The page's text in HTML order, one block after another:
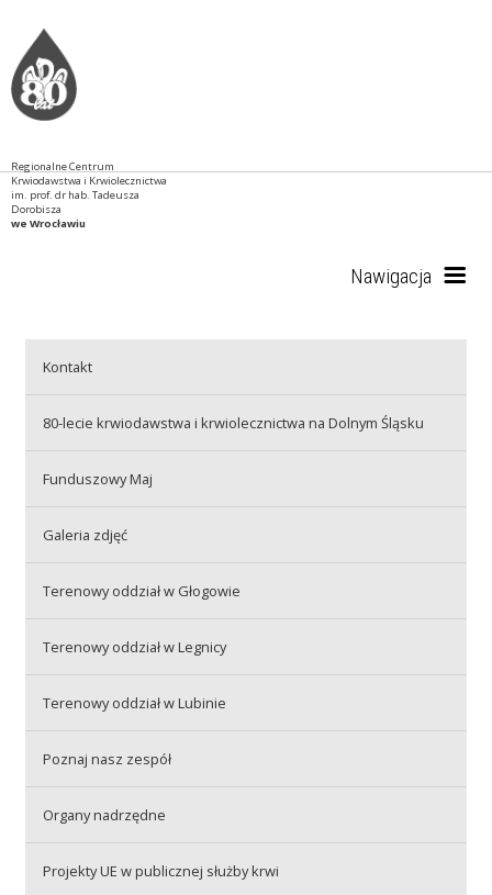
Regionalne Centrum
Krwiodawstwa i Krwiolecznictwa
im. prof. dr hab. Tadeusza
Dorobisza
we Wrocławiu
Nawigacja
Akcje wyjazdowe
Szkolenia
Kontakt
80-lecie krwiodawstwa i krwiolecznictwa na Dolnym Śląsku
Funduszowy Maj
Galeria zdjęć
Terenowy oddział w Głogowie
Terenowy oddział w Legnicy
Terenowy oddział w Lubinie
Poznaj nasz zespół
Organy nadrzędne
Projekty UE w publicznej służby krwi